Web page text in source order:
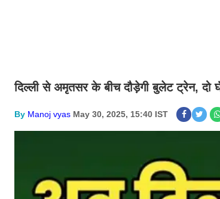
दिल्ली से अमृतसर के बीच दौड़ेगी बुलेट ट्रेन, दो
By Manoj vyas May 30, 2025, 15:40 IST